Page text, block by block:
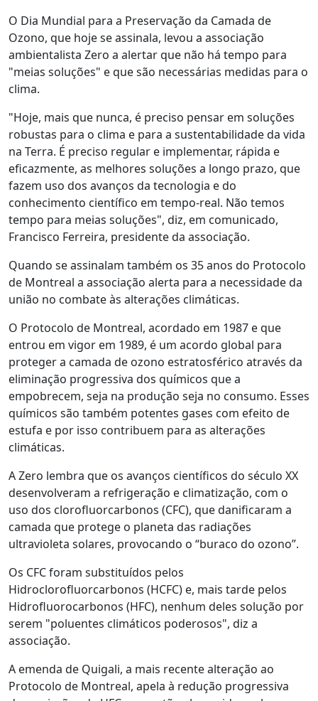
O Dia Mundial para a Preservação da Camada de
Ozono, que hoje se assinala, levou a associação
ambientalista Zero a alertar que não há tempo para
"meias soluções" e que são necessárias medidas para o
clima.
"Hoje, mais que nunca, é preciso pensar em soluções
robustas para o clima e para a sustentabilidade da vida
na Terra. É preciso regular e implementar, rápida e
eficazmente, as melhores soluções a longo prazo, que
fazem uso dos avanços da tecnologia e do
conhecimento científico em tempo-real. Não temos
tempo para meias soluções", diz, em comunicado,
Francisco Ferreira, presidente da associação.
Quando se assinalam também os 35 anos do Protocolo
de Montreal a associação alerta para a necessidade da
união no combate às alterações climáticas.
O Protocolo de Montreal, acordado em 1987 e que
entrou em vigor em 1989, é um acordo global para
proteger a camada de ozono estratosférico através da
eliminação progressiva dos químicos que a
empobrecem, seja na produção seja no consumo. Esses
químicos são também potentes gases com efeito de
estufa e por isso contribuem para as alterações
climáticas.
A Zero lembra que os avanços científicos do século XX
desenvolveram a refrigeração e climatização, com o
uso dos clorofluorcarbonos (CFC), que danificaram a
camada que protege o planeta das radiações
ultravioleta solares, provocando o “buraco do ozono”.
Os CFC foram substituídos pelos
Hidroclorofluorcarbonos (HCFC) e, mais tarde pelos
Hidrofluorocarbonos (HFC), nenhum deles solução por
serem "poluentes climáticos poderosos", diz a
associação.
A emenda de Quigali, a mais recente alteração ao
Protocolo de Montreal, apela à redução progressiva